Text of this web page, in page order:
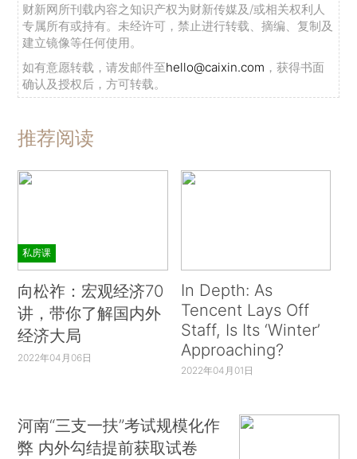
财新网所刊载内容之知识产权为财新传媒及/或相关权利人
专属所有或持有。未经许可，禁止进行转载、摘编、复制及
建立镜像等任何使用。
如有意愿转载，请发邮件至hello@caixin.com ，获得书面
确认及授权后，方可转载。
推荐阅读
私房课
向松祚：宏观经济70
讲，带你了解国内外
经济大局
2022年04月06日
In Depth: As
Tencent Lays Off
Staff, Is Its ‘Winter’
Approaching?
2022年04月01日
河南“三支一扶”考试规模化作
弊 内外勾结提前获取试卷